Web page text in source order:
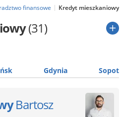
finansowe Kredyt mieszkaniowy
(31)
Gdynia Sopot
Bartosz